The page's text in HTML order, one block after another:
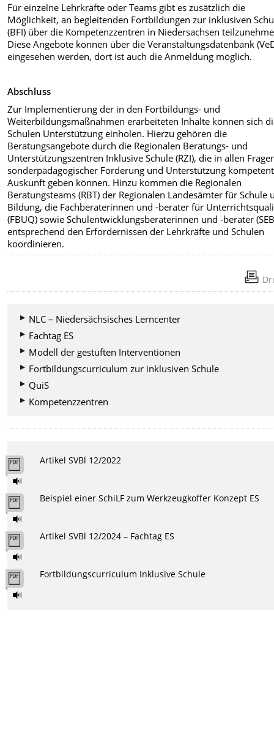
Für einzelne Lehrkräfte oder Teams gibt es zusätzlich die
Möglichkeit, an begleitenden Fortbildungen zur inklusiven
(BFI) über die Kompetenzzentren in Niedersachsen
Diese Angebote können über die Veranstaltungsdatenbank
eingesehen werden, dort ist auch die Anmeldung möglich.
Abschluss
Zur Implementierung der in den Fortbildungs- und
Weiterbildungsmaßnahmen erarbeiteten Inhalte können sich
Schulen Unterstützung einholen. Hierzu gehören die
Beratungsangebote durch die Regionalen Beratungs- und
Unterstützungszentren Inklusive Schule (RZI), die in allen
sonderpädagogischer Förderung und Unterstützung kompetent
Auskunft geben können. Hinzu kommen die Regionalen
Beratungsteams (RBT) der Regionalen Landesämter für Schule
Bildung, die Fachberaterinnen und -berater für
(FBUQ) sowie Schulentwicklungsberaterinnen und -berater
entsprechend den Erfordernissen der Lehrkräfte und Schulen
koordinieren.
NLC – Niedersächsisches Lerncenter
Fachtag ES
Modell der gestuften Interventionen
Fortbildungscurriculum zur inklusiven Schule
QuiS
Kompetenzzentren
Artikel SVBl 12/2022
Beispiel einer SchiLF zum Werkzeugkoffer Konzept ES
Artikel SVBl 12/2024 – Fachtag ES
Fortbildungscurriculum Inklusive Schule